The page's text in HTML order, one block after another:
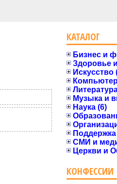
КАТАЛОГ
Бизнес и
Здоровье
Искусство
Музыка и
Наука (6)
СМИ и
Церкви и
КОНФЕССИИ